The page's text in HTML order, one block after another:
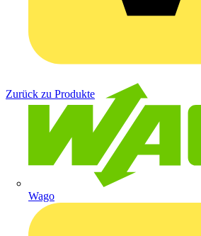
Wago
Zurück zu Produkte